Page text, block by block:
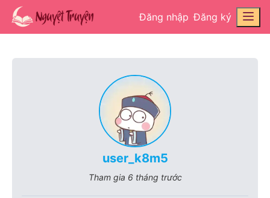
Đăng nhập Đăng ký
user_k8m5
Tham gia 6 tháng trước